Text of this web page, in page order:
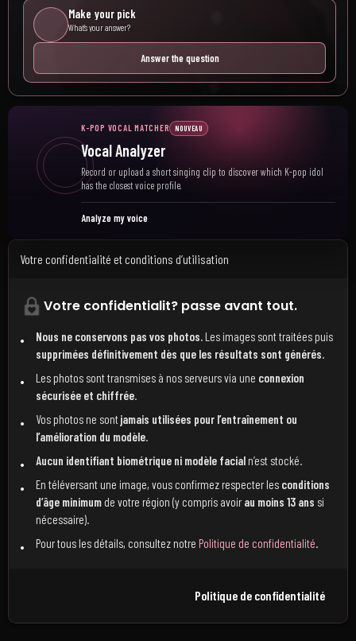
Make your pick
What’s your answer?
Answer the question
K-POP VOCAL MATCHER NOUVEAU
Vocal Analyzer
Record or upload a short singing clip to discover which K-pop idol
has the closest voice profile.
Analyze my voice
Votre confidentialité et conditions d’utilisation
Votre confidentialit? passe avant tout.
Nous ne conservons pas vos photos.Les images sont traitées puis
supprimées définitivement dès que les résultats sont générés.
Les photos sont transmises à nos serveurs via une connexion
sécurisée et chiffrée.
Vos photos ne sontjamais utilisées pour l’entraînement ou
l’amélioration du modèle.
Aucun identifiant biométrique ni modèle facialn’est stocké.
En téléversant une image, vous confirmez respecter les conditions
d’âge minimumde votre région (y compris avoir au moins 13 ans si
nécessaire).
Pour tous les détails, consultez notre Politique de confidentialité.
Politique de confidentialité